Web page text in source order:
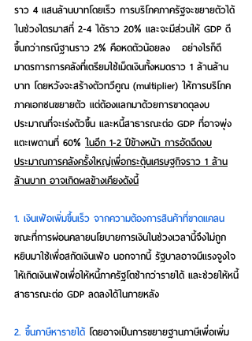
ราว 4 แสนล้านบาทโดยเร็ว การบริโภคภาครัฐจะขยายตัวได้
ในช่วงไตรมาสที่ 2-4 ได้ราว 20% และจะมีส่วนให้ GDP ดี
ขึ้นกว่ากรณีฐานราว 2% คือหดตัวน้อยลง   อย่างไรก็ดี
มาตรการการคลังที่เตรียมใช้เม็ดเงินทั้งหมดราว 1 ล้านล้าน
บาท โดยหวังจะสร้างตัวทวีคูณ (multiplier) ให้การบริโภค
ภาคเอกชนขยายตัว แต่ต้องแลกมาด้วยการขาดดุลงบ
ประมาณที่จะเร่งตัวขึ้น และหนี้สาธารณะต่อ GDP ที่อาจพุ่ง
แตะเพดานที่ 60% ในอีก 1-2 ปีข้างหน้า การอัดฉีดงบ
ประมาณการคลังครั้งใหญ่เพื่อกระตุ้นเศรษฐกิจราว 1 ล้าน
ล้านบาท อาจเกิดผลข้างเคียงดังนี้
1. เงินเฟ้อเพิ่มขึ้นเร็ว จากความต้องการสินค้าที่ขาดแคลน
ขณะที่การผ่อนคลายนโยบายการเงินในช่วงเวลานี้จึงไม่ถูก
หยิบมาใช้เพื่อสกัดเงินเฟ้อ นอกจากนี้ รัฐบาลอาจมีแรงจูงใจ
ให้เกิดเงินเฟ้อเพื่อให้หนี้ภาครัฐโตช้ากว่ารายได้ และช่วยให้หนี้
สาธารณะต่อ GDP ลดลงได้ในภายหลัง
2. ขึ้นภาษีหารายได้ โดยอาจเป็นการขยายฐานภาษีเพื่อเพิ่ม